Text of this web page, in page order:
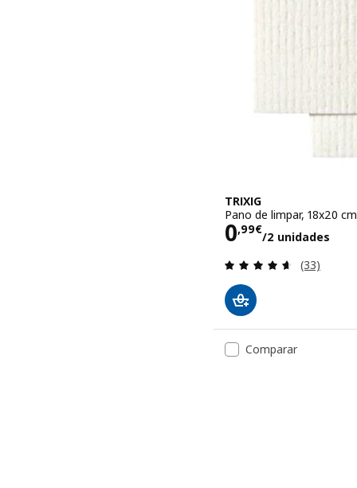
TRIXIG
Pano de limpar, 18x20 cm
0,99€
/2 unidades
Preço
(33)
Comparar